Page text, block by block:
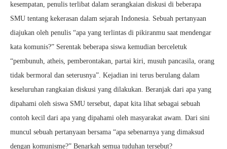
kesempatan, penulis terlibat dalam serangkaian diskusi di beberapa
SMU tentang kekerasan dalam sejarah Indonesia. Sebuah pertanyaan
diajukan oleh penulis “apa yang terlintas di pikiranmu saat mendengar
kata komunis?” Serentak beberapa siswa kemudian berceletuk
“pembunuh, atheis, pemberontakan, partai kiri, musuh pancasila, orang
tidak bermoral dan seterusnya”. Kejadian ini terus berulang dalam
keseluruhan rangkaian diskusi yang dilakukan. Beranjak dari apa yang
dipahami oleh siswa SMU tersebut, dapat kita lihat sebagai sebuah
contoh kecil dari apa yang dipahami oleh masyarakat awam. Dari sini
muncul sebuah pertanyaan bersama “apa sebenarnya yang dimaksud
dengan komunisme?” Benarkah semua tuduhan tersebut?